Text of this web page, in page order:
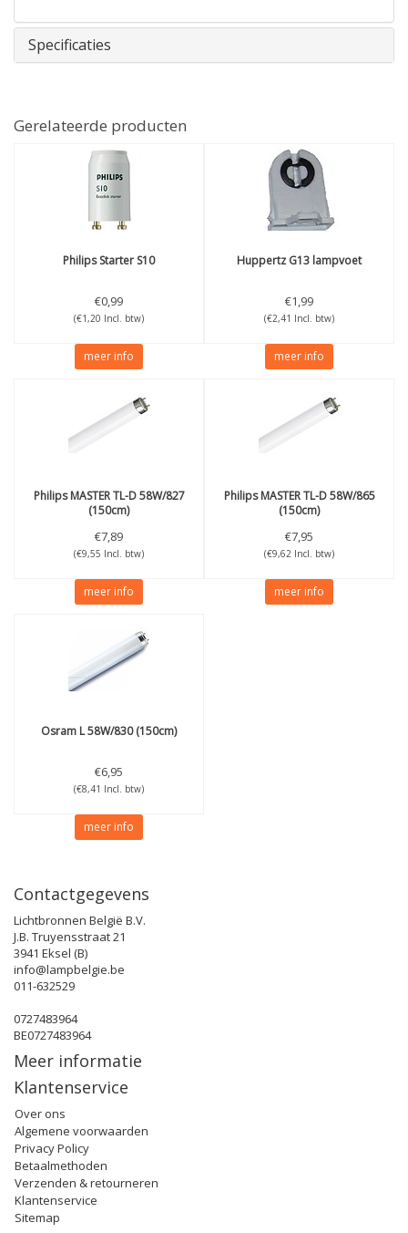
Specificaties
Gerelateerde producten
PhilipsStarter S10
€0,99
(€1,20 Incl. btw)
meer info
Huppertz G13 lampvoet
€1,99
(€2,41 Incl. btw)
meer info
PhilipsMASTER TL-D 58W/827
(150cm)
€7,89
(€9,55 Incl. btw)
meer info
PhilipsMASTER TL-D 58W/865
(150cm)
€7,95
(€9,62 Incl. btw)
meer info
Osram L 58W/830 (150cm)
€6,95
(€8,41 Incl. btw)
meer info
Contactgegevens
Lichtbronnen België B.V.
J.B. Truyensstraat 21
3941 Eksel (B)
info@lampbelgie.be
011-632529
0727483964
BE0727483964
Meer informatie
Klantenservice
Over ons
Algemene voorwaarden
Privacy Policy
Betaalmethoden
Verzenden & retourneren
Klantenservice
Sitemap